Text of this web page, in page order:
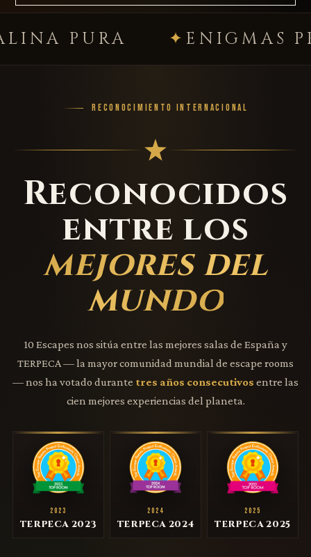
ENIGMAS
RECONOCIMIENTO INTERNACIONAL
Reconocidos
entre los
mejores del
mundo
10 Escapes nos sitúa entre las mejores salas de España y
TERPECA — la mayor comunidad mundial de escape rooms
— nos ha votado durante tres años consecutivos entre las
cien mejores experiencias del planeta.
2023
TERPECA 2023
2024
TERPECA 2024
2025
TERPECA 2025